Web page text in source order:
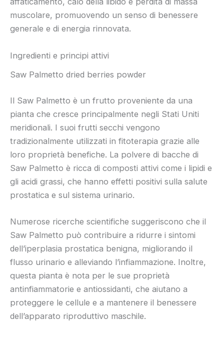
muscolare, promuovendo un senso di benessere
generale e di energia rinnovata.
Ingredienti e principi attivi
Saw Palmetto dried berries powder
Il Saw Palmetto è un frutto proveniente da una
pianta che cresce principalmente negli Stati Uniti
meridionali. I suoi frutti secchi vengono
tradizionalmente utilizzati in fitoterapia grazie alle
loro proprietà benefiche. La polvere di bacche di
Saw Palmetto è ricca di composti attivi come i lipidi e
gli acidi grassi, che hanno effetti positivi sulla salute
prostatica e sul sistema urinario.
Numerose ricerche scientifiche suggeriscono che il
Saw Palmetto può contribuire a ridurre i sintomi
dell’iperplasia prostatica benigna, migliorando il
flusso urinario e alleviando l’infiammazione. Inoltre,
questa pianta è nota per le sue proprietà
antinfiammatorie e antiossidanti, che aiutano a
proteggere le cellule e a mantenere il benessere
dell’apparato riproduttivo maschile.